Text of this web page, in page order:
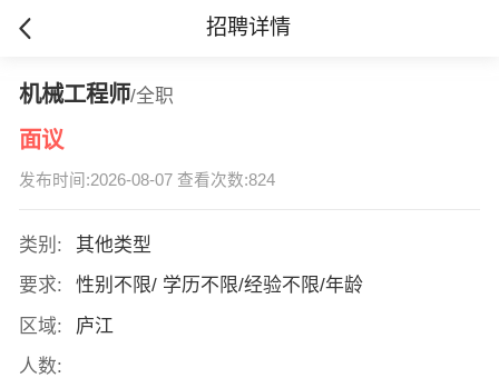
招聘详情
机械工程师/全职
面议
发布时间:2026-08-07 查看次数:824
类别:
其他类型
要求:
性别不限/ 学历不限/经验不限/年龄
区域:
庐江
人数: